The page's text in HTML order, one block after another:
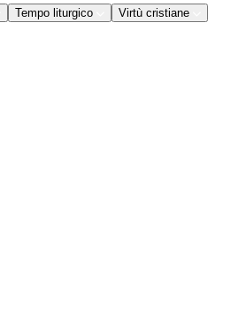
Tempo liturgico Virtù cristiane